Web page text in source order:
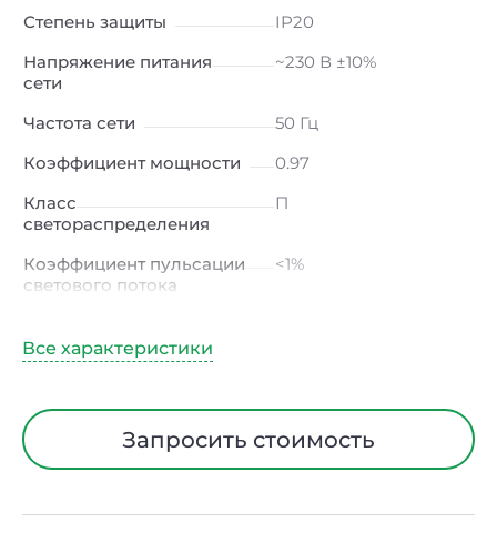
Степень защиты
IP20
Напряжение питания
сети
~230 В ±10%
Частота сети
50 Гц
Коэффициент мощности
0.97
Класс
светораспределения
П
Коэффициент пульсации
светового потока
<1%
Тип кривой силы света
/ Г (глубокая)
Угол рассеивания
15° / 23° / 30° / 45° / 60°
Запросить стоимость